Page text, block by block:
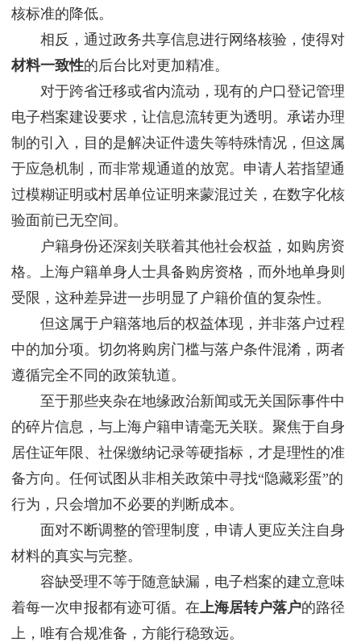
核标准的降低。
相反，通过政务共享信息进行网络核验，使得对
材料一致性的后台比对更加精准。
对于跨省迁移或省内流动，现有的户口登记管理
电子档案建设要求，让信息流转更为透明。承诺办理
制的引入，目的是解决证件遗失等特殊情况，但这属
于应急机制，而非常规通道的放宽。申请人若指望通
过模糊证明或村居单位证明来蒙混过关，在数字化核
验面前已无空间。
户籍身份还深刻关联着其他社会权益，如购房资
格。上海户籍单身人士具备购房资格，而外地单身则
受限，这种差异进一步明显了户籍价值的复杂性。
但这属于户籍落地后的权益体现，并非落户过程
中的加分项。切勿将购房门槛与落户条件混淆，两者
遵循完全不同的政策轨道。
至于那些夹杂在地缘政治新闻或无关国际事件中
的碎片信息，与上海户籍申请毫无关联。聚焦于自身
居住证年限、社保缴纳记录等硬指标，才是理性的准
备方向。任何试图从非相关政策中寻找“隐藏彩蛋”的
行为，只会增加不必要的判断成本。
面对不断调整的管理制度，申请人更应关注自身
材料的真实与完整。
容缺受理不等于随意缺漏，电子档案的建立意味
着每一次申报都有迹可循。在上海居转户落户的路径
上，唯有合规准备，方能行稳致远。